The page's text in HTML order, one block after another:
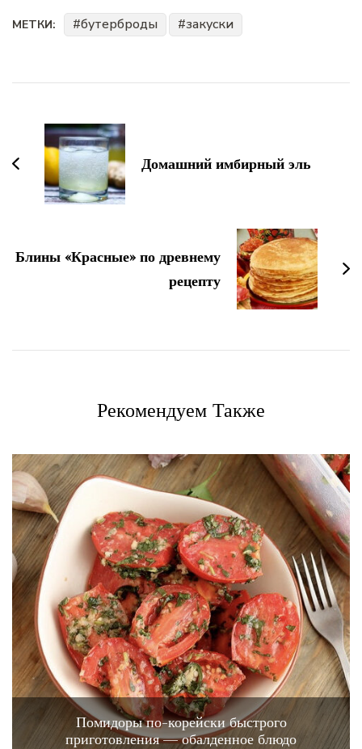
МЕТКИ: бутерброды закуски
записям
Домашний имбирный эль
Блины «Красные» по древнему
рецепту
Рекомендуем Также
Помидоры по-корейски быстрого
приготовления — обалденное блюдо